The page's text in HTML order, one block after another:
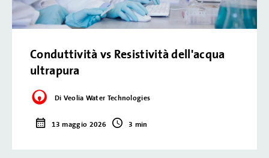
Conduttività vs Resistività dell'acqua
ultrapura
Di Veolia Water Technologies
13 maggio 2026 3 min